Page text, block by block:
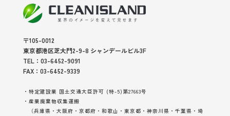
〒105-0012
東京都港区芝大門2-9-8 シャンデールビル3F
TEL：03-6452-9091
FAX：03-6452-9339
・特定建設業 国土交通大臣許可 (特-5)第27663号
・産業廃棄物収集運搬
（兵庫県・大阪府・京都府・和歌山・東京都・神奈川県・千葉県・埼